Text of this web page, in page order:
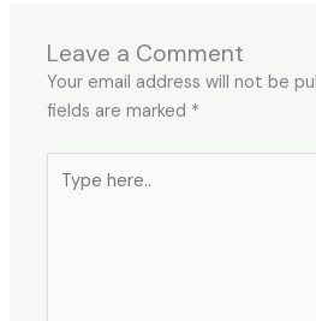
Leave a Comment
Your email address will not be
fields are marked *
here..